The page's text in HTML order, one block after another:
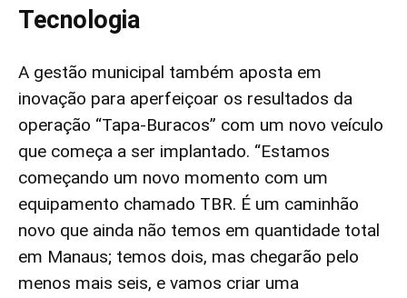
Tecnologia
A gestão municipal também aposta em
inovação para aperfeiçoar os resultados da
operação “Tapa-Buracos” com um novo veículo
que começa a ser implantado. “Estamos
começando um novo momento com um
equipamento chamado TBR. É um caminhão
novo que ainda não temos em quantidade total
em Manaus; temos dois, mas chegarão pelo
menos mais seis, e vamos criar uma